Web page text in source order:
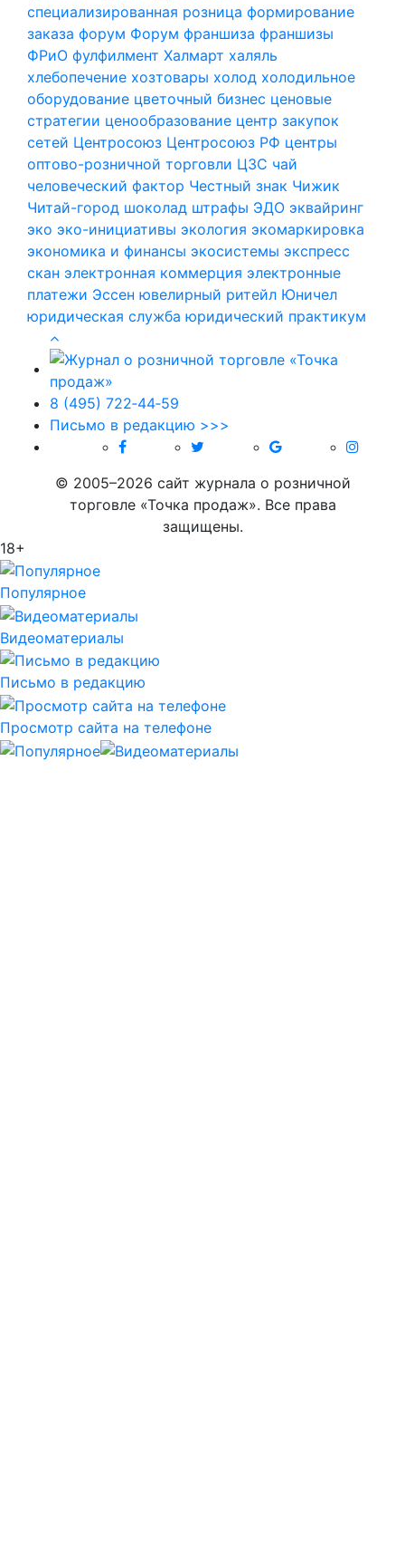
специализированная розница формирование
заказа форум Форум франшиза франшизы
ФРиО фулфилмент Халмарт халяль
хлебопечение хозтовары холод холодильное
оборудование цветочный бизнес ценовые
стратегии ценообразование центр закупок
сетей Центросоюз Центросоюз РФ центры
оптово-розничной торговли ЦЗС чай
человеческий фактор Честный знак Чижик
Читай-город шоколад штрафы ЭДО эквайринг
эко эко-инициативы экология экомаркировка
экономика и финансы экосистемы экспресс
скан электронная коммерция электронные
платежи Эссен ювелирный ритейл Юничел
юридическая служба юридический практикум
8 (495) 722‑44‑59
Письмо в редакцию >>>
© 2005–2026 сайт журнала о розничной
торговле «Точка продаж». Все права
защищены.
18+
Популярное
Видеоматериалы
Письмо в редакцию
Просмотр сайта на телефоне